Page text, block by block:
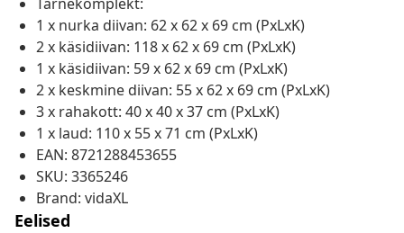
1 x nurka diivan: 62 x 62 x 69 cm (PxLxK)
2 x käsidiivan: 118 x 62 x 69 cm (PxLxK)
1 x käsidiivan: 59 x 62 x 69 cm (PxLxK)
2 x keskmine diivan: 55 x 62 x 69 cm (PxLxK)
3 x rahakott: 40 x 40 x 37 cm (PxLxK)
1 x laud: 110 x 55 x 71 cm (PxLxK)
EAN: 8721288453655
SKU: 3365246
Brand: vidaXL
Eelised